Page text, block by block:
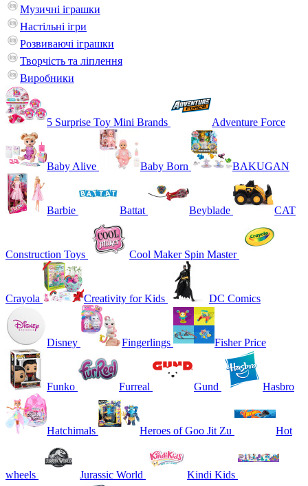
Музичні іграшки
Настільні iгри
Розвиваючі іграшки
Творчість та ліплення
Виробники
5 Surprise Toy Mini Brands Adventure Force
Baby Alive Baby Born BAKUGAN
Barbie Battat Beyblade CAT
Construction Toys Cool Maker Spin Master
Crayola Creativity for Kids DC Comics
Disney Fingerlings Fisher Price
Funko Furreal Gund Hasbro
Hatchimals Heroes of Goo Jit Zu Hot
wheels Jurassic World Kindi Kids